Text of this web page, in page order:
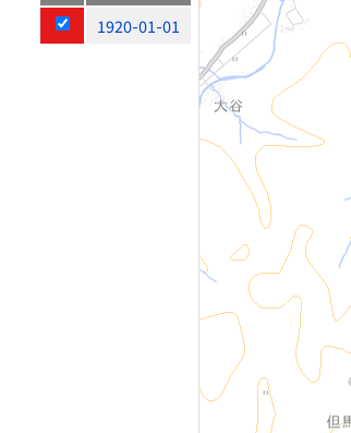
1920-01-01